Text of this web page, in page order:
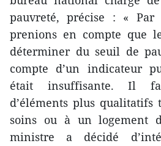
pauvreté, précise : « Par
prenions en compte que
déterminer du seuil de
compte d’un indicateur
était insuffisante. Il
d’éléments plus qualitatifs
soins ou à un logement
ministre a décidé